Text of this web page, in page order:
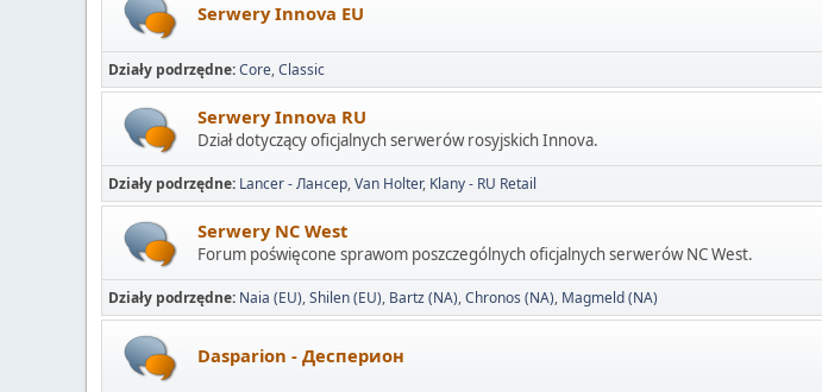
Serwery Innova EU
Działy podrzędne Core Classic
Serwery Innova RU
Dział dotyczący oficjalnych serwerów rosyjskich Innova.
Działy podrzędne Lancer - Лансер Van Holter Klany - RU Retail
Serwery NC West
Forum poświęcone sprawom poszczególnych oficjalnych serwerów NC West.
Działy podrzędne Naia (EU) Shilen (EU) Bartz (NA) Chronos (NA) Magmeld (NA)
Dasparion - Десперион